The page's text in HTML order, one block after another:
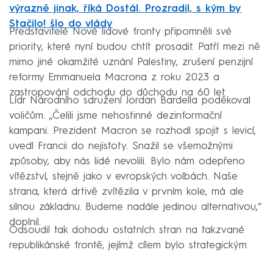
výrazně jinak, říká Dostál. Prozradil, s kým by
Stačilo! šlo do vlády
Představitelé Nové lidové fronty připomněli své
priority, které nyní budou chtít prosadit. Patří mezi ně
mimo jiné okamžité uznání Palestiny, zrušení penzijní
reformy Emmanuela Macrona z roku 2023 a
zastropování odchodu do důchodu na 60 let.
Lídr Národního sdružení Jordan Bardella poděkoval
voličům. „Čelili jsme nehostinné dezinformační
kampani. Prezident Macron se rozhodl spojit s levicí,
uvedl Francii do nejistoty. Snažil se všemožnými
způsoby, aby nás lidé nevolili. Bylo nám odepřeno
vítězství, stejně jako v evropských volbách. Naše
strana, která drtivě zvítězila v prvním kole, má ale
silnou základnu. Budeme nadále jedinou alternativou,“
doplnil.
Odsoudil tak dohodu ostatních stran na takzvané
republikánské frontě, jejímž cílem bylo strategickým